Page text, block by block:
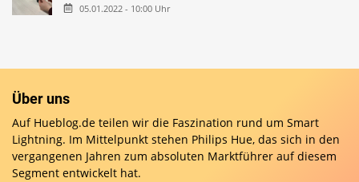
05.01.2022 - 10:00 Uhr
Über uns
Auf Hueblog.de teilen wir die Faszination rund um Smart
Lightning. Im Mittelpunkt stehen Philips Hue, das sich in den
vergangenen Jahren zum absoluten Marktführer auf diesem
Segment entwickelt hat.